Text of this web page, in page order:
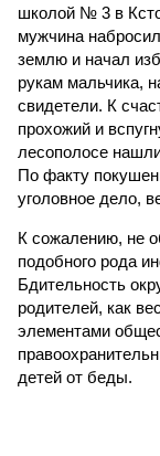
школой № 3 в
мужчина
землю и начал
рукам мальчика,
свидетели. К
прохожий и
лесополосе
По факту
уголовное дело,
К сожалению, не
подобного рода
Бдительность
родителей, как
элементами
детей от беды.